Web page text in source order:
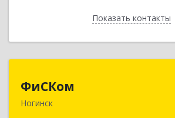
Показать контакты
Назад
ФиСКом
Ногинск